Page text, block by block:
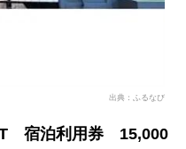
出典：ふるなび
宿泊利用券 15,000